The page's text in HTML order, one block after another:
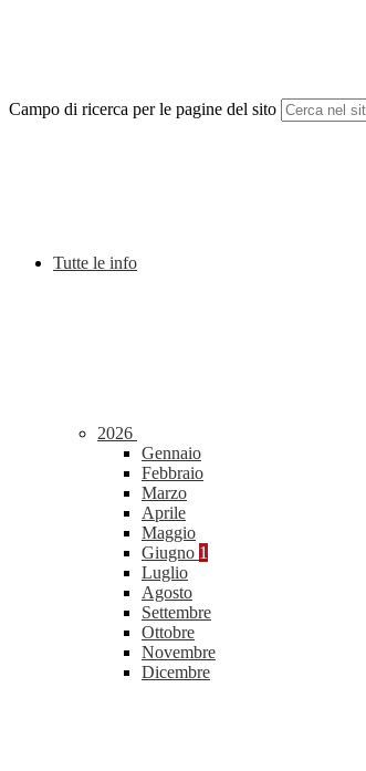
Campo di ricerca per le pagine del sito
Tutte le info
2026
Gennaio
Febbraio
Marzo
Aprile
Maggio
Giugno 1
Luglio
Agosto
Settembre
Ottobre
Novembre
Dicembre